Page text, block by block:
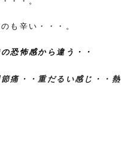
も辛い・・・。
恐怖感から違う・・
痛・・重だるい感じ・・熱